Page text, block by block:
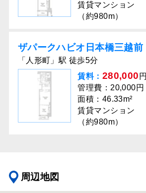
賃貸マンション
（約980m）
ザパークハビオ日本橋三越前
「人形町」駅 徒歩5分
賃料： 280,000 円
管理費：20,000円
面積：46.33m²
賃貸マンション
（約980m）
周辺地図